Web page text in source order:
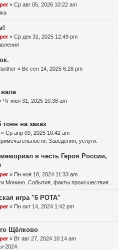
« Ср авг 05, 2026 10:22 am
« Ср дек 31, 2025 12:49 pm
« Вс сен 14, 2025 6:28 pm
Чт июл 31, 2025 10:38 am
тонн на заказ
« Ср апр 09, 2025 10:42 am
Заведения, услуги.
в честь Героя России,
« Пн ноя 18, 2024 11:33 am
Монино. События, факты происшествия.
игра "6 РОТА"
« Пн окт 14, 2024 1:42 pm
Щёлково
« Вт авг 27, 2024 10:14 am
2024